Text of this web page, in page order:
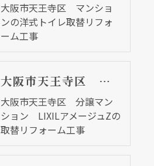
大阪市天王寺区 マンショ
ンの洋式トイレ取替リフォ
ーム工事
大阪市天王寺区 分譲マンション LIXILアメージュZの取替リフォーム工事
大阪市天王寺区 分譲マン
ション LIXILアメージュZの
取替リフォーム工事